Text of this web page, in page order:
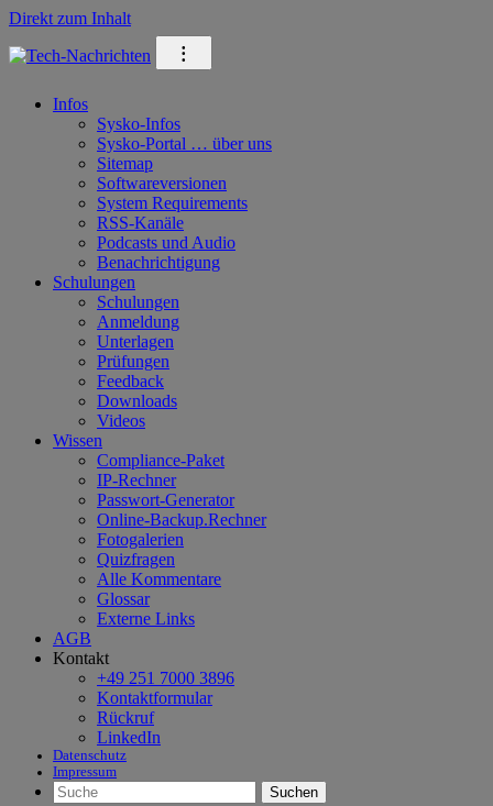
Direkt zum Inhalt
⁝
Infos
Sysko-Infos
Sysko-Portal … über uns
Sitemap
Softwareversionen
System Requirements
RSS-Kanäle
Podcasts und Audio
Benachrichtigung
Schulungen
Schulungen
Anmeldung
Unterlagen
Prüfungen
Feedback
Downloads
Videos
Wissen
Compliance-Paket
IP-Rechner
Passwort-Generator
Online-Backup.Rechner
Fotogalerien
Quizfragen
Alle Kommentare
Glossar
Externe Links
AGB
Kontakt
+49 251 7000 3896
Kontaktformular
Rückruf
LinkedIn
Datenschutz
Impressum
Suchen